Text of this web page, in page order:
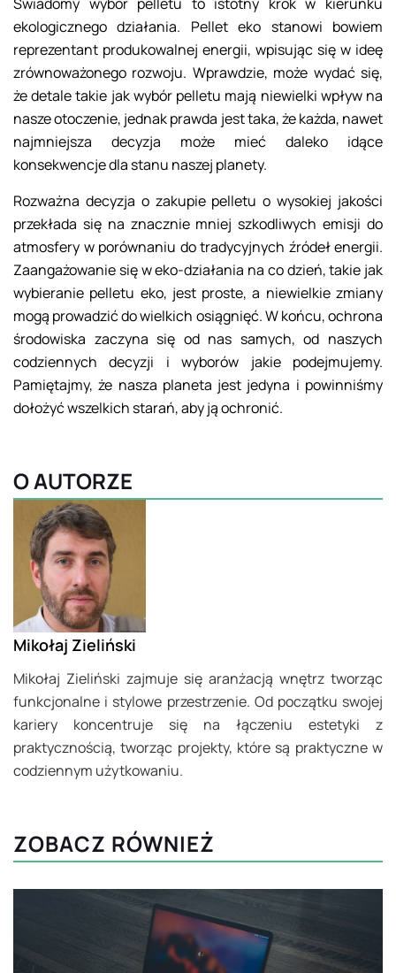
ekologicznego działania. Pellet eko stanowi bowiem
reprezentant produkowalnej energii, wpisując się w ideę
zrównoważonego rozwoju. Wprawdzie, może wydać się,
że detale takie jak wybór pelletu mają niewielki wpływ na
nasze otoczenie, jednak prawda jest taka, że każda, nawet
najmniejsza decyzja może mieć daleko idące
konsekwencje dla stanu naszej planety.
Rozważna decyzja o zakupie pelletu o wysokiej jakości
przekłada się na znacznie mniej szkodliwych emisji do
atmosfery w porównaniu do tradycyjnych źródeł energii.
Zaangażowanie się w eko-działania na co dzień, takie jak
wybieranie pelletu eko, jest proste, a niewielkie zmiany
mogą prowadzić do wielkich osiągnięć. W końcu, ochrona
środowiska zaczyna się od nas samych, od naszych
codziennych decyzji i wyborów jakie podejmujemy.
Pamiętajmy, że nasza planeta jest jedyna i powinniśmy
dołożyć wszelkich starań, aby ją ochronić.
O AUTORZE
Mikołaj Zieliński
Mikołaj Zieliński zajmuje się aranżacją wnętrz tworząc
funkcjonalne i stylowe przestrzenie. Od początku swojej
kariery koncentruje się na łączeniu estetyki z
praktycznością, tworząc projekty, które są praktyczne w
codziennym użytkowaniu.
ZOBACZ RÓWNIEŻ